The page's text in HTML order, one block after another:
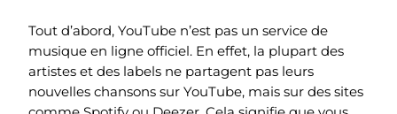
Tout d’abord, YouTube n’est pas un service de
musique en ligne officiel. En effet, la plupart des
artistes et des labels ne partagent pas leurs
nouvelles chansons sur YouTube, mais sur des sites